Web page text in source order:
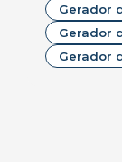
Gerador
Gerador
Gerador